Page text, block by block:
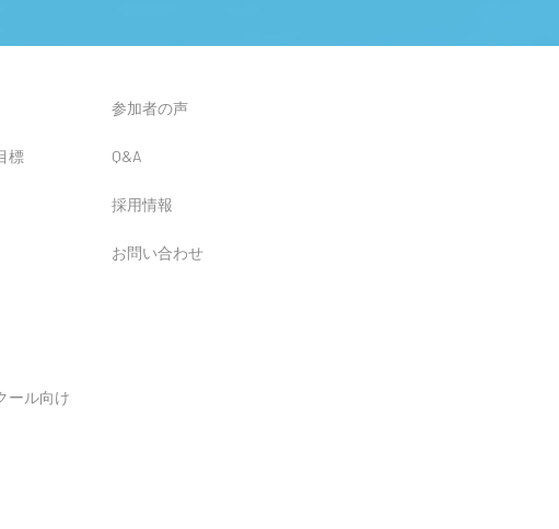
標
ール向け
参加者の声
Q&A
採用情報
お問い合わせ